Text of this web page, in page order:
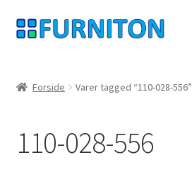
Spring
til
Spring
til
privatliv
Forside Varer tagged “110-028-556”
110-028-556